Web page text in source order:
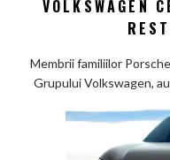
VOLKSWAGEN
Membrii familiilor
Grupului Volkswagen,